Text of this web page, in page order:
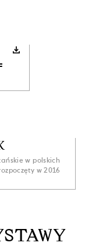
w polskich
w 2016